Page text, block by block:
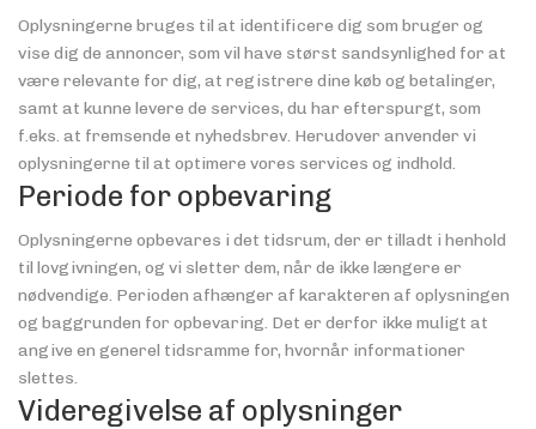
Oplysningerne bruges til at identificere dig som bruger og
vise dig de annoncer, som vil have størst sandsynlighed for at
være relevante for dig, at registrere dine køb og betalinger,
samt at kunne levere de services, du har efterspurgt, som
f.eks. at fremsende et nyhedsbrev. Herudover anvender vi
oplysningerne til at optimere vores services og indhold.
Periode for opbevaring
Oplysningerne opbevares i det tidsrum, der er tilladt i henhold
til lovgivningen, og vi sletter dem, når de ikke længere er
nødvendige. Perioden afhænger af karakteren af oplysningen
og baggrunden for opbevaring. Det er derfor ikke muligt at
angive en generel tidsramme for, hvornår informationer
slettes.
Videregivelse af oplysninger